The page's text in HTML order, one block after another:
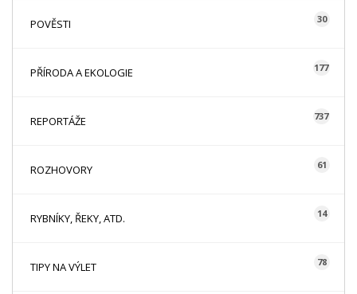
POVĚSTI 30
PŘÍRODA A EKOLOGIE 177
REPORTÁŽE 737
ROZHOVORY 61
RYBNÍKY, ŘEKY, ATD. 14
TIPY NA VÝLET 78